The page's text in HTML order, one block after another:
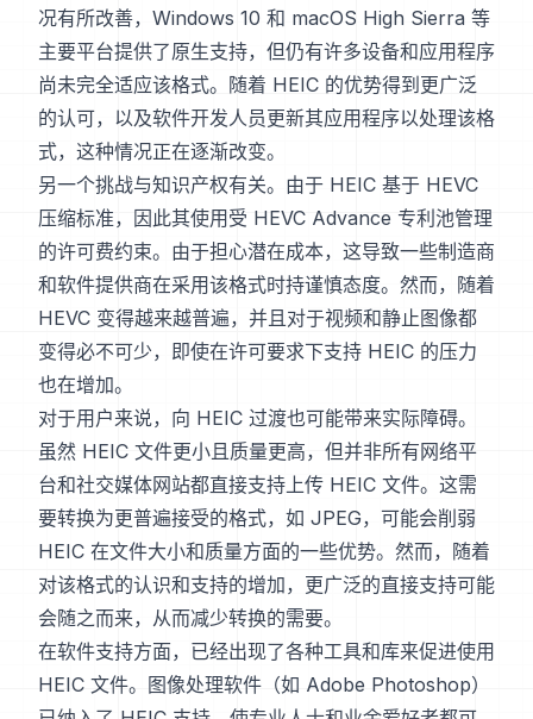
况有所改善，Windows 10 和 macOS High Sierra 等
主要平台提供了原生支持，但仍有许多设备和应用程序
尚未完全适应该格式。随着 HEIC 的优势得到更广泛
的认可，以及软件开发人员更新其应用程序以处理该格
式，这种情况正在逐渐改变。
另一个挑战与知识产权有关。由于 HEIC 基于 HEVC
压缩标准，因此其使用受 HEVC Advance 专利池管理
的许可费约束。由于担心潜在成本，这导致一些制造商
和软件提供商在采用该格式时持谨慎态度。然而，随着
HEVC 变得越来越普遍，并且对于视频和静止图像都
变得必不可少，即使在许可要求下支持 HEIC 的压力
也在增加。
对于用户来说，向 HEIC 过渡也可能带来实际障碍。
虽然 HEIC 文件更小且质量更高，但并非所有网络平
台和社交媒体网站都直接支持上传 HEIC 文件。这需
要转换为更普遍接受的格式，如 JPEG，可能会削弱
HEIC 在文件大小和质量方面的一些优势。然而，随着
对该格式的认识和支持的增加，更广泛的直接支持可能
会随之而来，从而减少转换的需要。
在软件支持方面，已经出现了各种工具和库来促进使用
HEIC 文件。图像处理软件（如 Adobe Photoshop）